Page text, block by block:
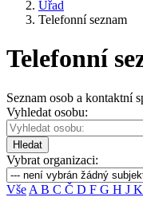
Úřad
Telefonní seznam
Telefonní
Seznam osob a kontaktní
Vyhledat osobu:
Hledat
Vybrat organizaci:
Vše A B C Č D F G H J K